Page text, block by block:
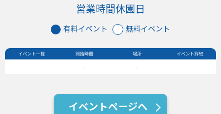
イベント
フード&ショップ
バーベキュー予約
営業時間休園日
有料イベント 無料イベント
イベント一覧 開始時間 場所
イベント詳細
-
-
イベントページへ